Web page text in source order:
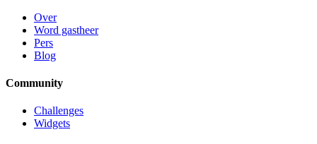
Over
Word gastheer
Pers
Blog
Community
Challenges
Widgets